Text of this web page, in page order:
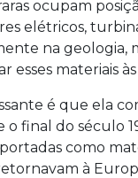
ocupam
elétricos,
na
esses materiais
é que ela
final do século
como
à